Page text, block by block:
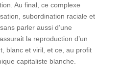
Au final, ce complexe
subordination raciale et
parler aussi d’une
la reproduction d’un
blanc et viril, et ce, au profit
capitaliste blanche.